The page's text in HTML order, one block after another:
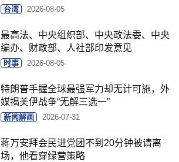
台湾 2026-08-05
最高法、中央组织部、中央政法委、中央
编办、财政部、人社部印发意见
时事 2026-08-05
特朗普手握全球最强军力却无计可施，外
媒揭美伊战争“无解三选一”
新闻解画 2026-07-31
蒋万安拜会民进党团不到20分钟被请离
场，他看穿绿营策略